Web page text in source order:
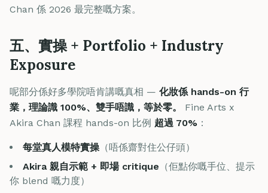
Chan 係 2026 最完整嘅方案。
五、實操 + Portfolio + Industry
Exposure
呢部分係好多學院唔肯講嘅真相 — 化妝係 hands-on 行
業，理論識 100%、雙手唔識，等於零。
Fine Arts x
Akira Chan 課程 hands-on 比例 超過 70% ：
每堂真人模特實操 （唔係齋對住公仔頭）
Akira 親自示範 + 即場 critique （佢點你嘅手位、提示
你 blend 嘅力度）